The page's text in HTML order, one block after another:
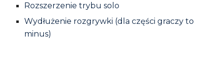
Rozszerzenie trybu solo
Wydłużenie rozgrywki (dla części graczy to
minus)